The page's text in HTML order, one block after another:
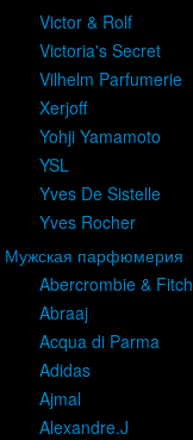
Victor & Rolf
Victoria's Secret
Vilhelm Parfumerie
Xerjoff
Yohji Yamamoto
YSL
Yves De Sistelle
Yves Rocher
Мужская парфюмерия
Abercrombie & Fitch
Abraaj
Acqua di Parma
Adidas
Ajmal
Alexandre.J